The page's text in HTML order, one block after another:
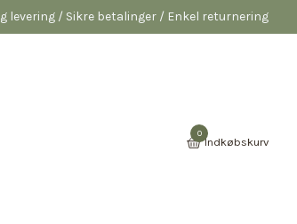
levering / Sikre betalinger / Enkel returnering
0
Indkøbskurv